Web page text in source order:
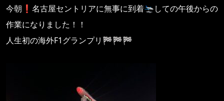
今朝❗️名古屋セントリアに無事に到着🛬しての午後からの
作業になりました！！
人生初の海外F1グランプリ🏁🏁🏁